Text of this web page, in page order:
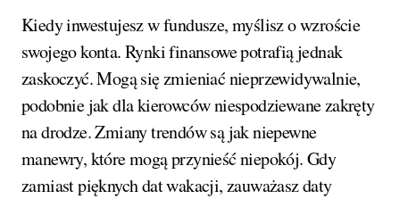
Kiedy inwestujesz w fundusze, myślisz o wzroście
swojego konta. Rynki finansowe potrafią jednak
zaskoczyć. Mogą się zmieniać nieprzewidywalnie,
podobnie jak dla kierowców niespodziewane zakręty
na drodze. Zmiany trendów są jak niepewne
manewry, które mogą przynieść niepokój. Gdy
zamiast pięknych dat wakacji, zauważasz daty